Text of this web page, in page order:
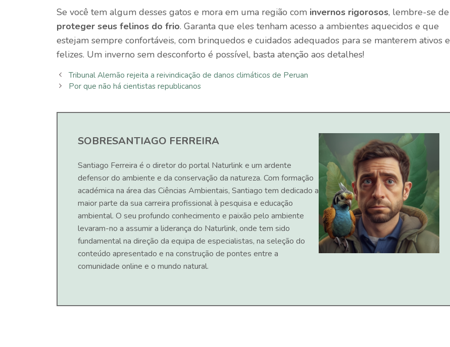
Se você tem algum desses gatos e mora em uma região com invernos rigorosos, lembre-se de
proteger seus felinos do frio. Garanta que eles tenham acesso a ambientes aquecidos e que
estejam sempre confortáveis, com brinquedos e cuidados adequados para se manterem ativos e
felizes. Um inverno sem desconforto é possível, basta atenção aos detalhes!
Tribunal Alemão rejeita a reivindicação de danos climáticos de Peruan
Por que não há cientistas republicanos
SOBRESANTIAGO FERREIRA
Santiago Ferreira é o diretor do portal Naturlink e um ardente
defensor do ambiente e da conservação da natureza. Com formação
académica na área das Ciências Ambientais, Santiago tem dedicado a
maior parte da sua carreira profissional à pesquisa e educação
ambiental. O seu profundo conhecimento e paixão pelo ambiente
levaram-no a assumir a liderança do Naturlink, onde tem sido
fundamental na direção da equipa de especialistas, na seleção do
conteúdo apresentado e na construção de pontes entre a
comunidade online e o mundo natural.